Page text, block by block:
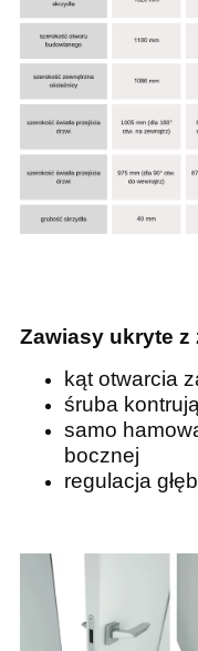
Zawiasy ukryte z
kąt otwarcia
śruba
samo
bocznej
regulacja